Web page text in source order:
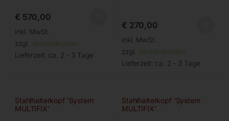
€ 570,00
inkl. MwSt.
zzgl. Versandkosten
Lieferzeit: ca. 2 - 3 Tage
€ 270,00
inkl. MwSt.
zzgl. Versandkosten
Lieferzeit: ca. 2 - 3 Tage
Stahlhalterkopf ‘System
MULTIFIX’
Stahlhalterkopf ‘System
MULTIFIX’